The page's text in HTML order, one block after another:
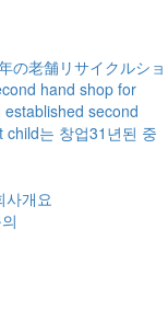
の老舗リサイクルショ
hand shop for
second
child는 창업31년된 중
사개요